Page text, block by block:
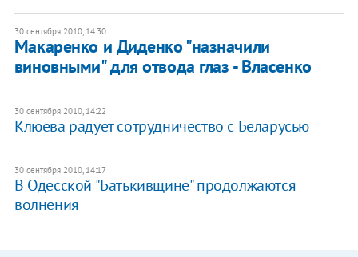
30 сентября 2010, 14:30
Макаренко и Диденко "назначили
виновными" для отвода глаз - Власенко
30 сентября 2010, 14:22
Клюева радует сотрудничество с Беларусью
30 сентября 2010, 14:17
В Одесской "Батькивщине" продолжаются
волнения